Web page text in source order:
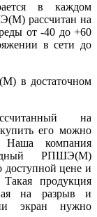
в каждом
рассчитан на
от -40 до +60
в сети до
в достаточном
на
его можно
Наша компания
РПШЭ(М)
доступной цене и
продукция
на разрыв и
экран нужно